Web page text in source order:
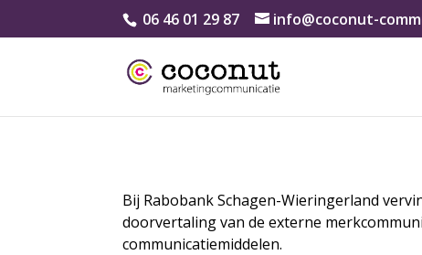
06 46 01 29 87 info@coconut-
Bij Rabobank Schagen-Wieringerland
doorvertaling van de externe
communicatiemiddelen.